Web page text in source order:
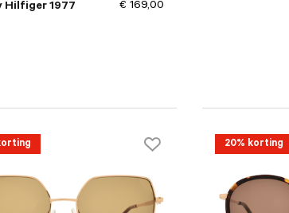
Hilfiger 1977
€ 169,00
20% korting